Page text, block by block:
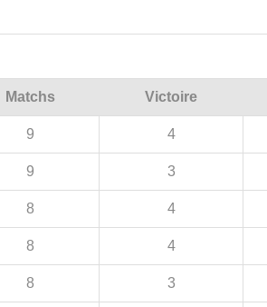
Matchs Victoire
9 4
9 3
8 4
8 4
8 3